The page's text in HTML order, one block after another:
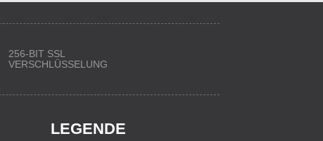
256-BIT SSL
VERSCHLÜSSELUNG
LEGENDE